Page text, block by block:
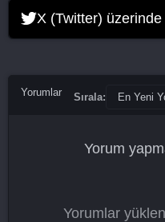
Bakuman. 15. Bölüm
Bakuman. 17. Bölüm
Bakuman. 19. Bölüm
X (Twitter)
Yorumlar Sırala:
Yorum
Yorumlar